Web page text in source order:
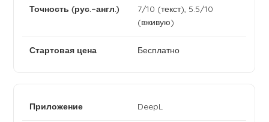
7/10 (текст), 5.5/10
(вживую)
Бесплатно
DeepL